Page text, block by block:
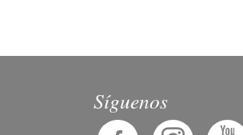
Síguenos